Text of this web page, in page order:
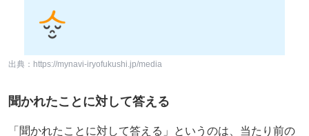
出典：https://mynavi-iryofukushi.jp/media
聞かれたことに対して答える
「聞かれたことに対して答える」というのは、当たり前の